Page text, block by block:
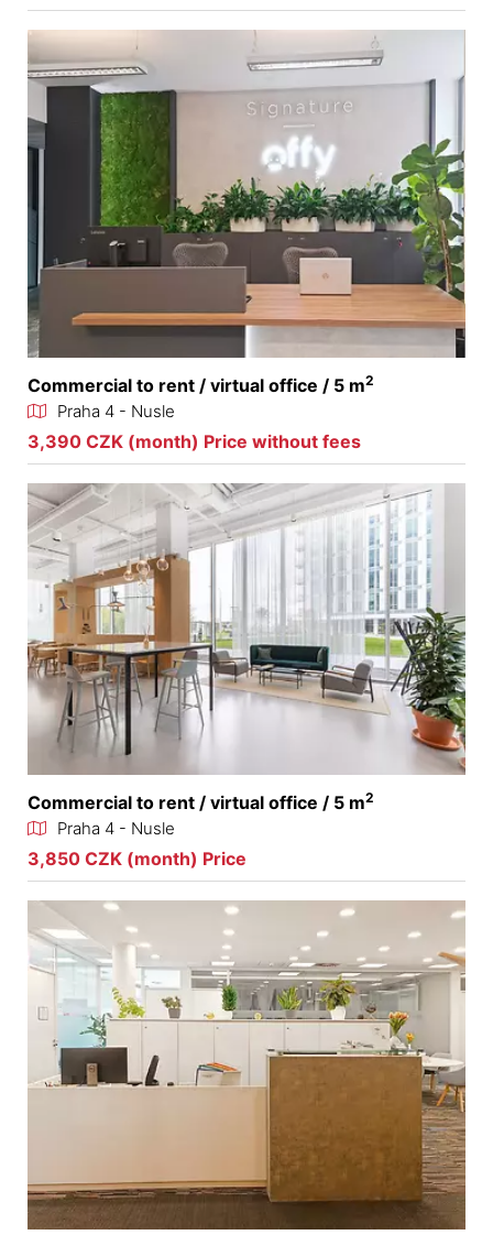
Commercial to rent / virtual office / 5 m2
Praha 4 - Nusle
3,390 CZK (month) Price without fees
Commercial to rent / virtual office / 5 m2
Praha 4 - Nusle
3,850 CZK (month) Price